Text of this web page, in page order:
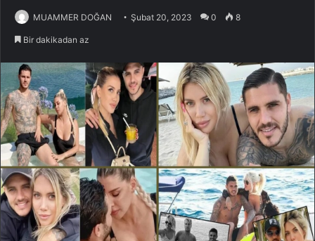
MUAMMER DOĞAN Şubat 20, 2023 0 8
Bir dakikadan az